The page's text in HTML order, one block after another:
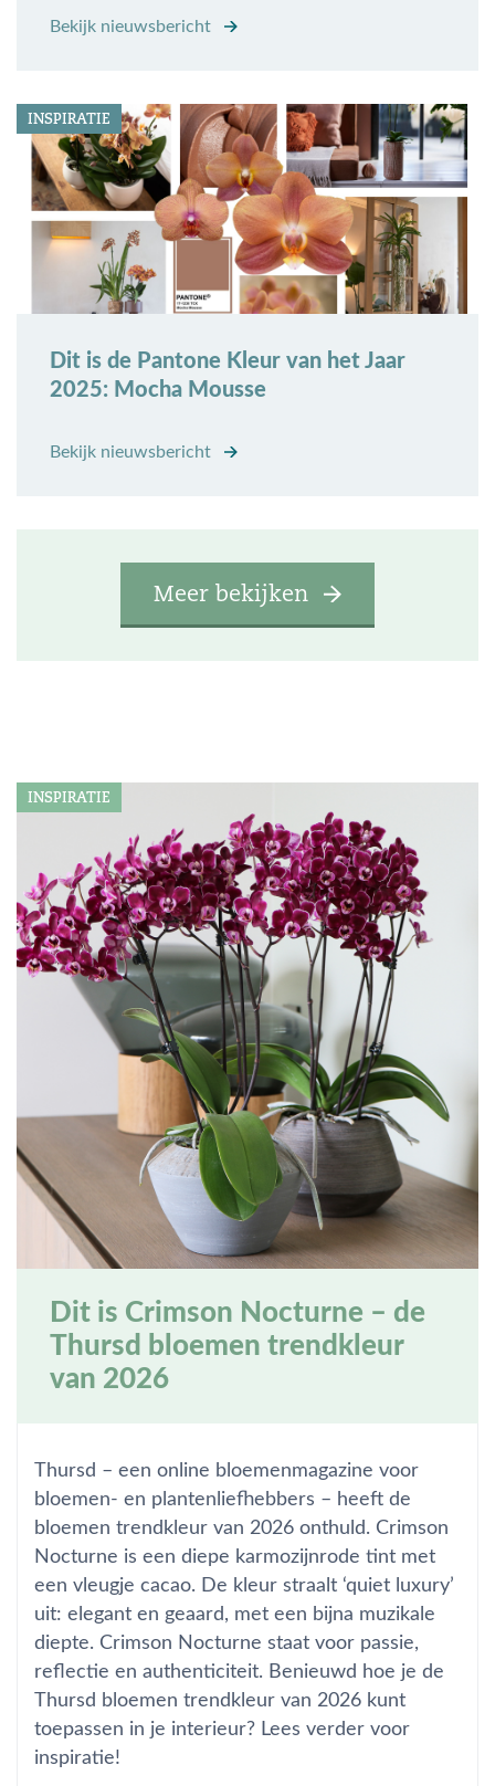
Bekijk nieuwsbericht
INSPIRATIE
Dit is de Pantone Kleur van het Jaar
2025: Mocha Mousse
Bekijk nieuwsbericht
Meer bekijken
INSPIRATIE
Dit is Crimson Nocturne – de
Thursd bloemen trendkleur
van 2026
Thursd – een online bloemenmagazine voor
bloemen- en plantenliefhebbers – heeft de
bloemen trendkleur van 2026 onthuld. Crimson
Nocturne is een diepe karmozijnrode tint met
een vleugje cacao. De kleur straalt ‘quiet luxury’
uit: elegant en geaard, met een bijna muzikale
diepte. Crimson Nocturne staat voor passie,
reflectie en authenticiteit. Benieuwd hoe je de
Thursd bloemen trendkleur van 2026 kunt
toepassen in je interieur? Lees verder voor
inspiratie!